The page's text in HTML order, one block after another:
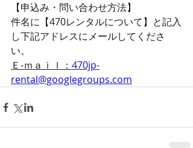
【申込み・問い合わせ方法】
件名に【470レンタルについて】と記入
し下記アドレスにメールしてくださ
い。
Ｅ‐ｍａｉｌ： 470jp-
rental@googlegroups.com